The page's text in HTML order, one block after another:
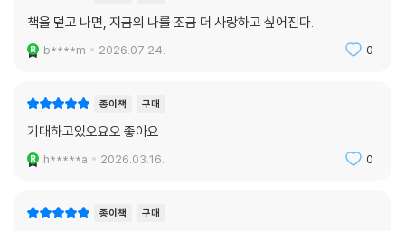
책을 덮고 나면, 지금의 나를 조금 더 사랑하고 싶어진다.
b****m 2026.07.24. 0
종이책 구매
기대하고있오요오 좋아요
h*****a 2026.03.16. 0
종이책 구매